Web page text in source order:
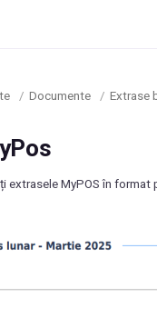
/ Documente / Extrase
extrasele MyPOS în